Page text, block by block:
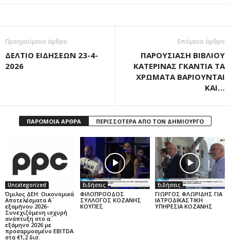
Προηγούμενο άρθρο
ΔΕΛΤΙΟ ΕΙΔΗΣΕΩΝ 23-4-
2026
Επόμενο άρθρο
ΠΑΡΟΥΣΙΑΣΗ ΒΙΒΛΙΟΥ
ΚΑΤΕΡΙΝΑΣ ΓΚΑΝΤΙΑ ΤΑ
ΧΡΩΜΑΤΑ ΒΑΡΙΟΥΝΤΑΙ
ΚΑΙ…
ΠΑΡΟΜΟΙΑ ΑΡΘΡΑ ΠΕΡΙΣΣΟΤΕΡΑ ΑΠΟ ΤΟΝ ΔΗΜΙΟΥΡΓΟ
Uncategorized
Όμιλος ΔΕΗ: Οικονομικά
Αποτελέσματα Α΄
εξαμήνου 2026-
Συνεχιζόμενη ισχυρή
ανάπτυξη στο α΄
εξάμηνο 2026 με
προσαρμοσμένο EBITDA
στα €1,2 δισ.
Ειδήσεις
ΦΙΛΟΠΡΟΟΔΟΣ
ΣΥΛΛΟΓΟΣ ΚΟΖΑΝΗΣ
ΚΟΥΠΕΣ
Ειδήσεις
ΓΙΩΡΓΟΣ ΦΛΩΡΙΔΗΣ ΓΙΑ
ΙΑΤΡΟΔΙΚΑΣΤΙΚΗ
ΥΠΗΡΕΣΙΑ ΚΟΖΑΝΗΣ